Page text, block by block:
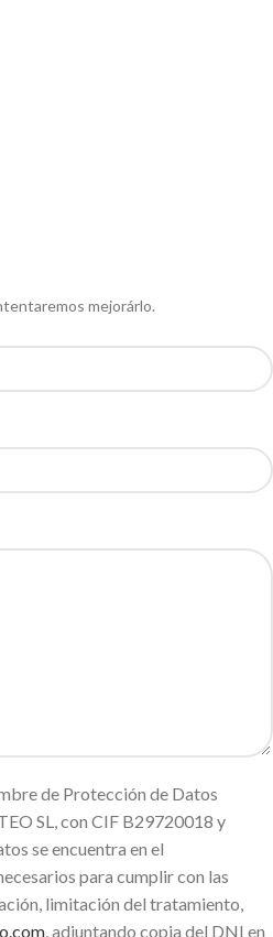
mejorárlo.
de Protección de Datos
SL, con CIF B29720018 y
se encuentra en el
para cumplir con las
limitación del tratamiento,
, adjuntando copia del DNI en